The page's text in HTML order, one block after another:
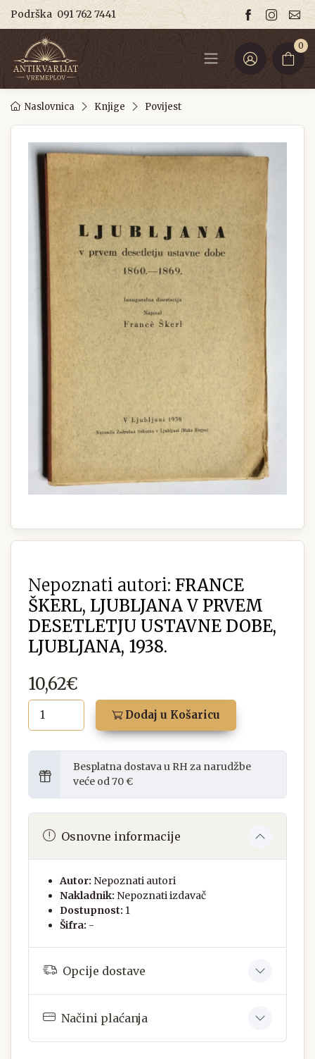
Podrška 091 762 7441
0
Naslovnica Knjige Povijest
Nepoznati autori: FRANCE
ŠKERL, LJUBLJANA V PRVEM
DESETLETJU USTAVNE DOBE,
LJUBLJANA, 1938.
10,62€
Dodaj u Košaricu
Besplatna dostava u RH za narudžbe
veće od 70 €
Osnovne informacije
Autor: Nepoznati autori
Nakladnik: Nepoznati izdavač
Dostupnost: 1
Šifra: -
Opcije dostave
Načini plaćanja